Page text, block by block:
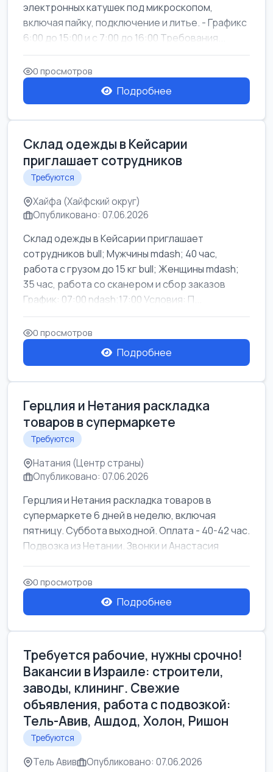
электронных катушек под микроскопом,
включая пайку, подключение и литье. - Графикс
6:00 до 15:00 и с 7:00 до 16:00 Требования...
0 просмотров
Подробнее
Склад одежды в Кейсарии
приглашает сотрудников
Требуются
Хайфа (Хайфский округ)
Опубликовано: 07.06.2026
Склад одежды в Кейсарии приглашает
сотрудников bull; Мужчины mdash; 40 час,
работа с грузом до 15 кг bull; Женщины mdash;
35 час, работа со сканером и сбор заказов
График: 07:00 ndash;17:00 Условия: П...
0 просмотров
Подробнее
Герцлия и Нетания раскладка
товаров в супермаркете
Требуются
Натания (Центр страны)
Опубликовано: 07.06.2026
Герцлия и Нетания раскладка товаров в
супермаркете 6 дней в неделю, включая
пятницу. Суббота выходной. Оплата - 40-42 час.
Подвозка из Нетании. Звонки и Анастасия
0 просмотров
Подробнее
Требуется рабочие, нужны срочно!
Вакансии в Израиле: строители,
заводы, клининг. Свежие
объявления, работа с подвозкой:
Тель-Авив, Ашдод, Холон, Ришон
Требуются
Тель Авив Опубликовано: 07.06.2026